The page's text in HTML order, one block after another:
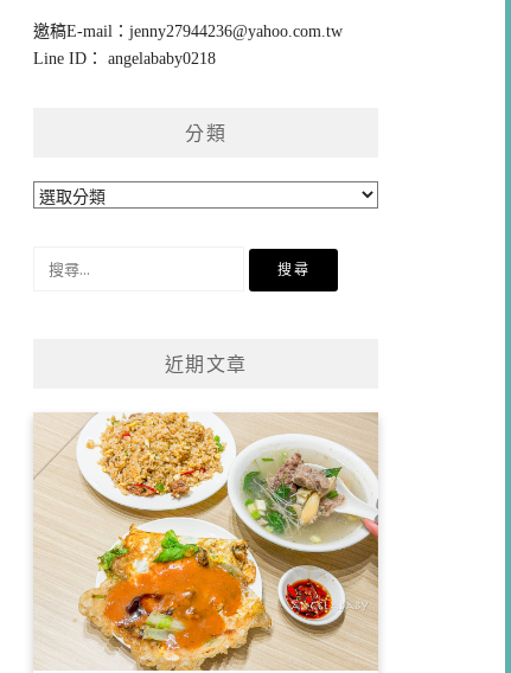
邀稿E-mail：jenny27944236@yahoo.com.tw
Line ID： angelababy0218
分類
分
近期文章